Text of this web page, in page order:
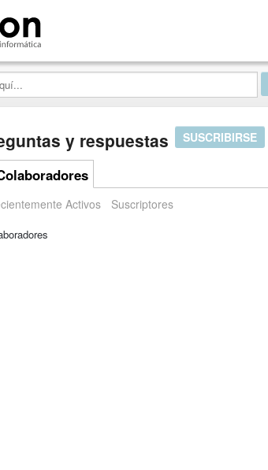
y respuestas SUSCRIBIRSE
Activos Suscriptores